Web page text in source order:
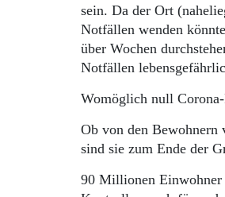
sein. Da der Ort
Notfällen wenden
über Wochen
Notfällen
Womöglich null
Ob von den Bewohnern
sind sie zum Ende der
90 Millionen Einwohner